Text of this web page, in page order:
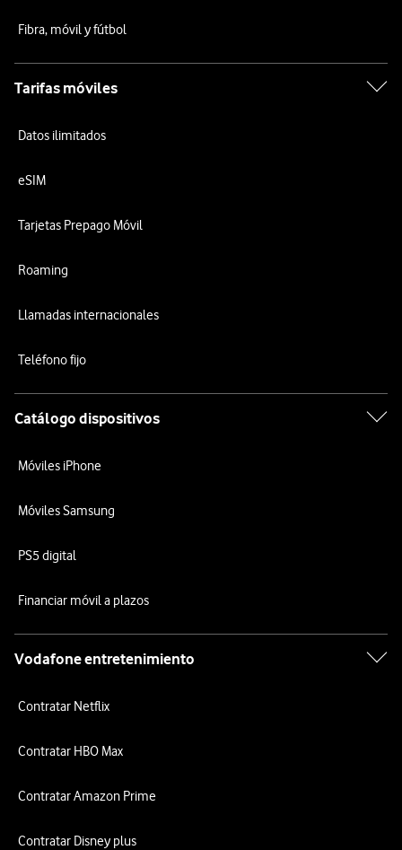
Fibra, móvil y fútbol
Tarifas móviles
Datos ilimitados
eSIM
Tarjetas Prepago Móvil
Roaming
Llamadas internacionales
Teléfono fijo
Catálogo dispositivos
Móviles iPhone
Móviles Samsung
PS5 digital
Financiar móvil a plazos
Vodafone entretenimiento
Contratar Netflix
Contratar HBO Max
Contratar Amazon Prime
Contratar Disney plus